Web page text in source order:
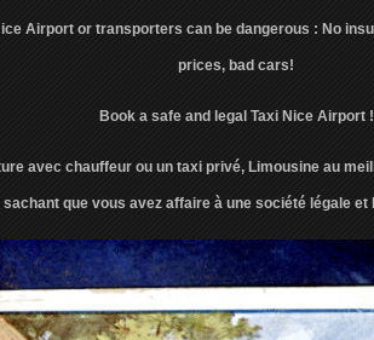
Airport or transporters can be dangerous : No
prices, bad cars!
Book a safe and legal Taxi Nice Airport !
avec chauffeur ou un taxi privé, Limousine au
sachant que vous avez affaire à une société légale et